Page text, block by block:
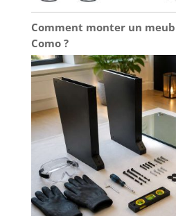
Comment monter un
Como ?